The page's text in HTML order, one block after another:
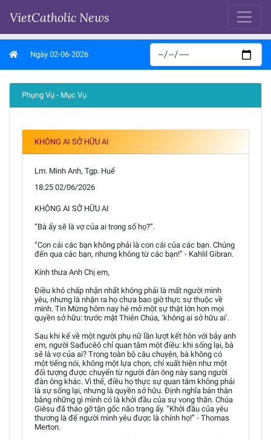
VietCatholic News
Ngày 02-06-2026
Phụng Vụ - Mục Vụ
KHÔNG AI SỞ HỮU AI
Lm. Minh Anh, Tgp. Huế
18:25 02/06/2026
KHÔNG AI SỞ HỮU AI
“Bà ấy sẽ là vợ của ai trong số họ?”.
“Con cái các bạn không phải là con cái của các bạn. Chúng
đến qua các bạn, nhưng không từ các bạn!” - Kahlil Gibran.
Kính thưa Anh Chị em,
Điều khó chấp nhận nhất không phải là mất người mình
yêu, nhưng là nhận ra họ chưa bao giờ thực sự thuộc về
mình. Tin Mừng hôm nay hé mở một sự thật lớn hơn mọi
quyền sở hữu: trước mặt Thiên Chúa, ‘không ai sở hữu ai’.
Sau khi kể về một người phụ nữ lần lượt kết hôn với bảy anh
em, người Sađucêô chỉ quan tâm một điều: khi sống lại, bà
sẽ là vợ của ai? Trong toàn bộ câu chuyện, bà không có
một tiếng nói, không một lựa chọn, chỉ xuất hiện như một
đối tượng được chuyển từ người đàn ông này sang người
đàn ông khác. Vì thế, điều họ thực sự quan tâm không phải
là sự sống lại, nhưng là quyền sở hữu. Định nghĩa bản thân
bằng những gì mình có là khởi đầu của sự vong thân. Chúa
Giêsu đã tháo gỡ tận gốc não trạng ấy. “Khởi đầu của yêu
thương là để người mình yêu được là chính họ!” - Thomas
Merton.